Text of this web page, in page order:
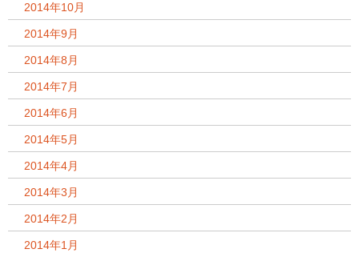
2014年10月
2014年9月
2014年8月
2014年7月
2014年6月
2014年5月
2014年4月
2014年3月
2014年2月
2014年1月